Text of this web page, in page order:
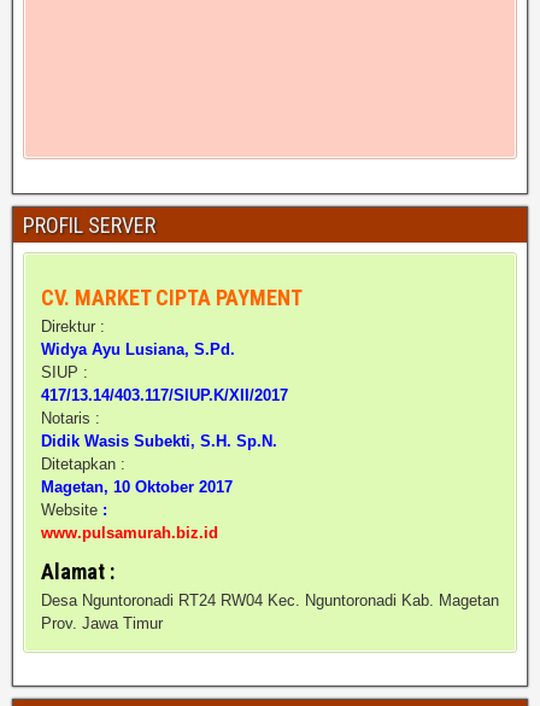
PROFIL SERVER
CV. MARKET CIPTA PAYMENT
Direktur :
Widya Ayu Lusiana, S.Pd.
SIUP :
417/13.14/403.117/SIUP.K/XII/2017
Notaris :
Didik Wasis Subekti, S.H. Sp.N.
Ditetapkan :
Magetan, 10 Oktober 2017
Website :
www.pulsamurah.biz.id
Alamat :
Desa Nguntoronadi RT24 RW04 Kec. Nguntoronadi Kab. Magetan
Prov. Jawa Timur